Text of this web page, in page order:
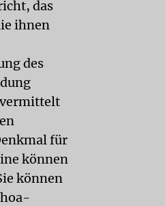
das
ihnen
des
vermittelt
für
können
können